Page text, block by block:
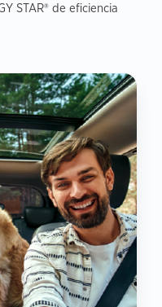
STAR® de eficiencia